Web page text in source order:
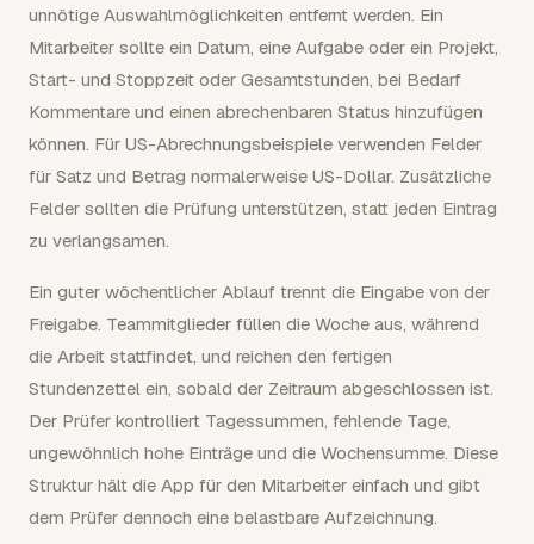
unnötige Auswahlmöglichkeiten entfernt werden. Ein
Mitarbeiter sollte ein Datum, eine Aufgabe oder ein Projekt,
Start- und Stoppzeit oder Gesamtstunden, bei Bedarf
Kommentare und einen abrechenbaren Status hinzufügen
können. Für US-Abrechnungsbeispiele verwenden Felder
für Satz und Betrag normalerweise US-Dollar. Zusätzliche
Felder sollten die Prüfung unterstützen, statt jeden Eintrag
zu verlangsamen.
Ein guter wöchentlicher Ablauf trennt die Eingabe von der
Freigabe. Teammitglieder füllen die Woche aus, während
die Arbeit stattfindet, und reichen den fertigen
Stundenzettel ein, sobald der Zeitraum abgeschlossen ist.
Der Prüfer kontrolliert Tagessummen, fehlende Tage,
ungewöhnlich hohe Einträge und die Wochensumme. Diese
Struktur hält die App für den Mitarbeiter einfach und gibt
dem Prüfer dennoch eine belastbare Aufzeichnung.